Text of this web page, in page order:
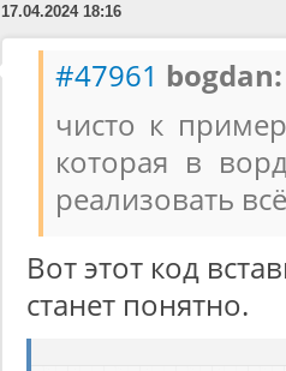
17.04.2024 18:16
#47961 bogdan:
чисто к
которая в
реализовать
Вот этот код
станет понятно.